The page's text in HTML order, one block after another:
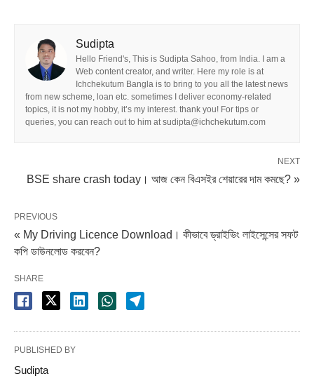
Sudipta
Hello Friend's, This is Sudipta Sahoo, from India. I am a
Web content creator, and writer. Here my role is at
Ichchekutum Bangla is to bring to you all the latest news
from new scheme, loan etc. sometimes I deliver economy-related
topics, it is not my hobby, it’s my interest. thank you! For tips or
queries, you can reach out to him at sudipta@ichchekutum.com
NEXT
BSE share crash today। আজ কেন বিএসইর শেয়ারের দাম কমছে? »
PREVIOUS
« My Driving Licence Download। কীভাবে ড্রাইভিং লাইসেন্সের সফট
কপি ডাউনলোড করবেন?
SHARE
PUBLISHED BY
Sudipta